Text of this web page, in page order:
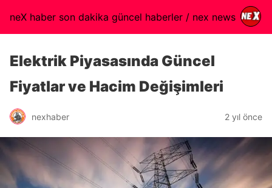
neX haber son dakika güncel haberler / nex news
Elektrik Piyasasında Güncel
Fiyatlar ve Hacim Değişimleri
nexhaber 2 yıl önce